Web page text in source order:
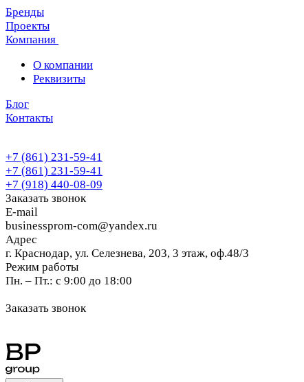
Бренды
Проекты
Компания
О компании
Реквизиты
Блог
Контакты
+7 (861) 231-59-41
+7 (861) 231-59-41
+7 (918) 440-08-09
Заказать звонок
E-mail
businessprom-com@yandex.ru
Адрес
г. Краснодар, ул. Селезнева, 203, 3 этаж, оф.48/3
Режим работы
Пн. – Пт.: с 9:00 до 18:00
Заказать звонок